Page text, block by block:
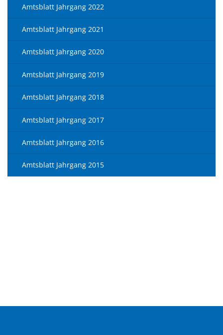
Amtsblatt Jahrgang 2022
Amtsblatt Jahrgang 2021
Amtsblatt Jahrgang 2020
Amtsblatt Jahrgang 2019
Amtsblatt Jahrgang 2018
Amtsblatt Jahrgang 2017
Amtsblatt Jahrgang 2016
Amtsblatt Jahrgang 2015